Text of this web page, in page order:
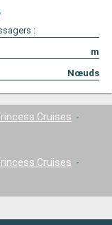
:
m
Nœuds
Cruises
Cruises